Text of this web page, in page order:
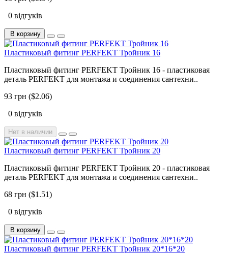
0 відгуків
В корзину
Пластиковый фитинг PERFEKT Тройник 16
Пластиковый фитинг PERFEKT Тройник 16 - пластиковая
деталь PERFEKT для монтажа и соединения сантехни..
93 грн ($2.06)
0 відгуків
Нет в наличии
Пластиковый фитинг PERFEKT Тройник 20
Пластиковый фитинг PERFEKT Тройник 20 - пластиковая
деталь PERFEKT для монтажа и соединения сантехни..
68 грн ($1.51)
0 відгуків
В корзину
Пластиковый фитинг PERFEKT Тройник 20*16*20